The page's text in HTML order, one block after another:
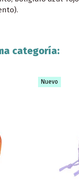
categoría:
Nuevo